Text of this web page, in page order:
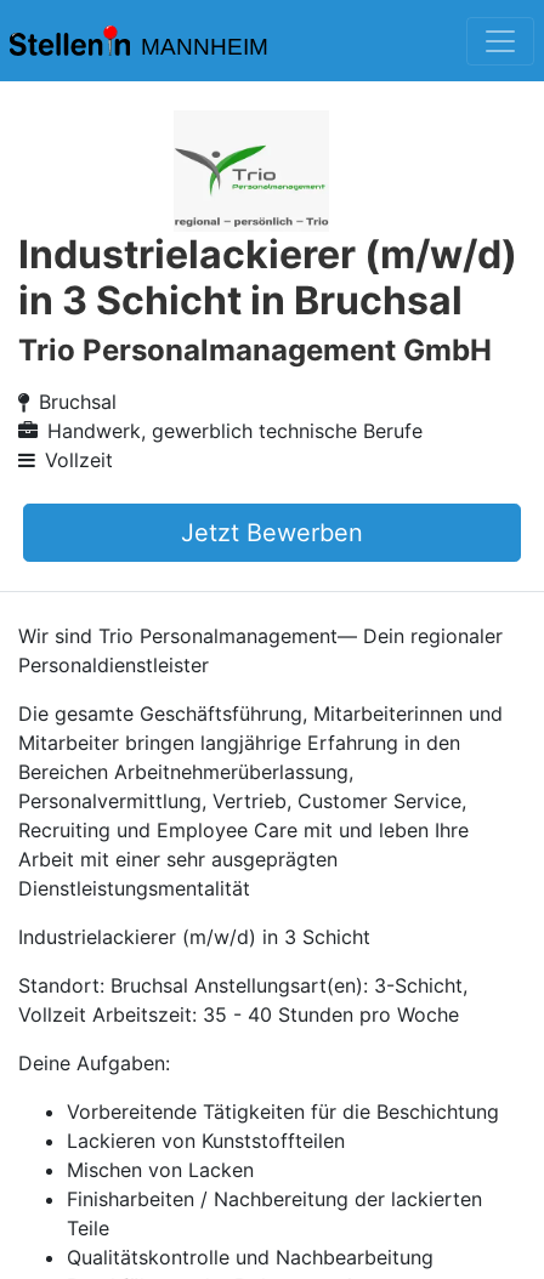
MANNHEIM
Industrielackierer (m/w/d)
in 3 Schicht in Bruchsal
Trio Personalmanagement GmbH
Bruchsal
Handwerk, gewerblich technische Berufe
Vollzeit
Jetzt Bewerben
Wir sind Trio Personalmanagement— Dein regionaler
Personaldienstleister
Die gesamte Geschäftsführung, Mitarbeiterinnen und
Mitarbeiter bringen langjährige Erfahrung in den
Bereichen Arbeitnehmerüberlassung,
Personalvermittlung, Vertrieb, Customer Service,
Recruiting und Employee Care mit und leben Ihre
Arbeit mit einer sehr ausgeprägten
Dienstleistungsmentalität
Industrielackierer (m/w/d) in 3 Schicht
Standort: Bruchsal Anstellungsart(en): 3-Schicht,
Vollzeit Arbeitszeit: 35 - 40 Stunden pro Woche
Deine Aufgaben:
Vorbereitende Tätigkeiten für die Beschichtung
Lackieren von Kunststoffteilen
Mischen von Lacken
Finisharbeiten / Nachbereitung der lackierten
Teile
Qualitätskontrolle und Nachbearbeitung